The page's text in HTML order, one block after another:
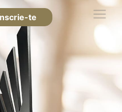
te